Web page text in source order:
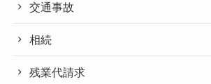
交通事故
相続
残業代請求